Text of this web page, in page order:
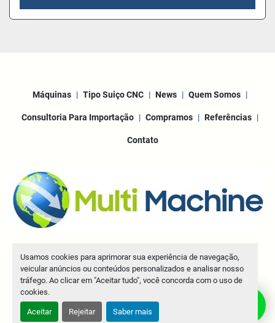
Usamos cookies para aprimorar sua experiência de navegação,
veicular anúncios ou conteúdos personalizados e analisar nosso
tráfego. Ao clicar em "Aceitar tudo", você concorda com o uso de
cookies.
Aceitar Rejeitar Saber mais
Máquinas Tipo Suiço CNC News Quem Somos
Consultoria Para Importação Compramos Referências
Contato
Machinio System website por
Machinio
© Copyright Multi Machine LLC 2026
Manage Cookies